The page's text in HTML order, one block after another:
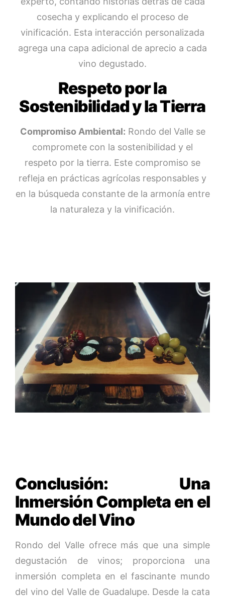
cosecha y explicando el proceso de
vinificación. Esta interacción personalizada
agrega una capa adicional de aprecio a cada
vino degustado.
Respeto por la
Sostenibilidad y la Tierra
Compromiso Ambiental: Rondo del Valle se
compromete con la sostenibilidad y el
respeto por la tierra. Este compromiso se
refleja en prácticas agrícolas responsables y
en la búsqueda constante de la armonía entre
la naturaleza y la vinificación.
Conclusión: Una
Inmersión Completa en el
Mundo del Vino
Rondo del Valle ofrece más que una simple
degustación de vinos; proporciona una
inmersión completa en el fascinante mundo
del vino del Valle de Guadalupe. Desde la cata